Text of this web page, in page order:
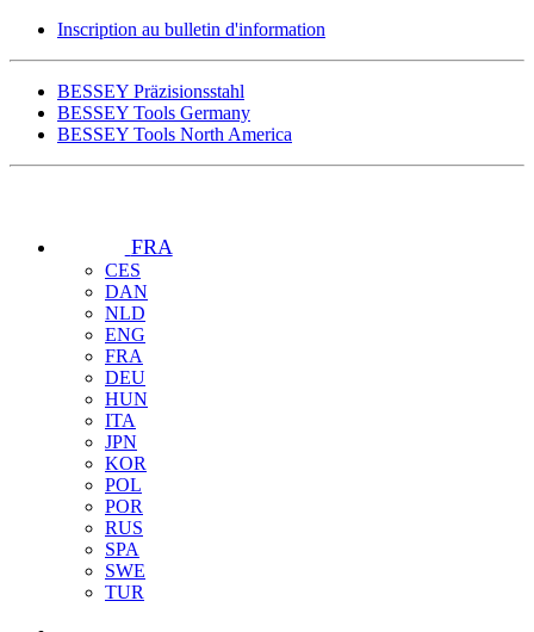
Inscription au bulletin d'information
BESSEY Präzisionsstahl
BESSEY Tools Germany
BESSEY Tools North America
FRA
CES
DAN
NLD
ENG
FRA
DEU
HUN
ITA
JPN
KOR
POL
POR
RUS
SPA
SWE
TUR